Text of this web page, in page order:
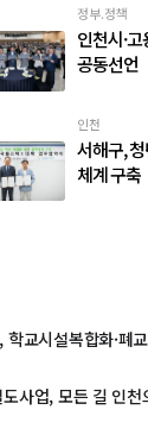
정부.정책
인천시·
공동선언
인천
서해구,
체계 구축
학교시설복합화·폐
사업, 모든 길 인천